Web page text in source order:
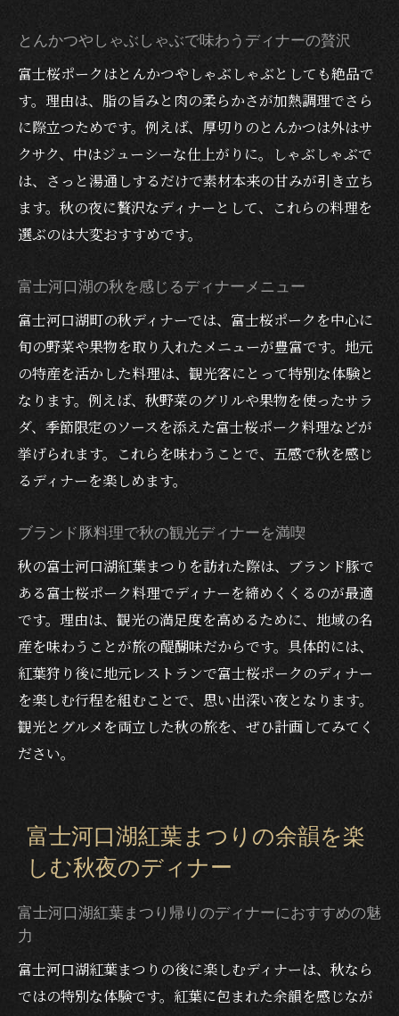
秋食材を活かしたディナーの魅力紹介
富士河口湖の秋グルメを味わうディナー
しゃぶしゃぶやソーセージも楽しめる秋の
食卓
季節感あふれるディナーメニューの特徴
秋色に染まる富士河口湖で特別な夕食体験
秋色の絶景とともに楽しむディナー体験
季節限定の特別なディナープランを満喫
観光の締めくくりに最適な秋ディナーとは
秋の富士河口湖で贅沢な夕食を味わう方法
紅葉まつり帰りにおすすめな秋の夕食
紅葉まつり後に味わいたいディナーの選び
方
秋限定ディナーで富士桜ポークを堪能しよ
う
ブランド豚と秋食材で彩る満足ディナー
富士河口湖ならではの秋夜ディナー体験
とんかつやしゃぶしゃぶで味わうディナーの贅沢
富士桜ポークはとんかつやしゃぶしゃぶとしても絶品で
す。理由は、脂の旨みと肉の柔らかさが加熱調理でさら
に際立つためです。例えば、厚切りのとんかつは外はサ
クサク、中はジューシーな仕上がりに。しゃぶしゃぶで
は、さっと湯通しするだけで素材本来の甘みが引き立ち
ます。秋の夜に贅沢なディナーとして、これらの料理を
選ぶのは大変おすすめです。
富士河口湖の秋を感じるディナーメニュー
富士河口湖町の秋ディナーでは、富士桜ポークを中心に
旬の野菜や果物を取り入れたメニューが豊富です。地元
の特産を活かした料理は、観光客にとって特別な体験と
なります。例えば、秋野菜のグリルや果物を使ったサラ
ダ、季節限定のソースを添えた富士桜ポーク料理などが
挙げられます。これらを味わうことで、五感で秋を感じ
るディナーを楽しめます。
ブランド豚料理で秋の観光ディナーを満喫
秋の富士河口湖紅葉まつりを訪れた際は、ブランド豚で
ある富士桜ポーク料理でディナーを締めくくるのが最適
です。理由は、観光の満足度を高めるために、地域の名
産を味わうことが旅の醍醐味だからです。具体的には、
紅葉狩り後に地元レストランで富士桜ポークのディナー
を楽しむ行程を組むことで、思い出深い夜となります。
観光とグルメを両立した秋の旅を、ぜひ計画してみてく
ださい。
富士河口湖紅葉まつりの余韻を楽
しむ秋夜のディナー
富士河口湖紅葉まつり帰りのディナーにおすすめの魅
力
富士河口湖紅葉まつりの後に楽しむディナーは、秋なら
ではの特別な体験です。紅葉に包まれた余韻を感じなが